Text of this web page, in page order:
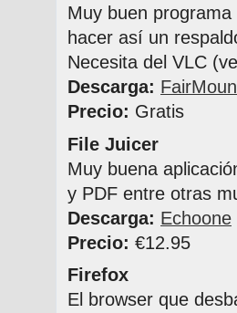
Muy buen
hacer así un
Necesita del VLC
Descarga:
Precio: Gratis
File Juicer
Muy buena
y PDF entre otras
Descarga: Echoone
Precio: €12.95
Firefox
El browser que